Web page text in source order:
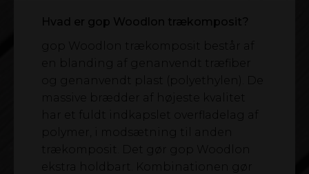
Hvad er gop Woodlon trækomposit?
gop Woodlon trækomposit består af
en blanding af genanvendt træfiber
og genanvendt plast (polyethylen). De
massive brædder af højeste kvalitet
har et fuldt indkapslet overfladelag af
polymer, i modsætning til anden
trækomposit. Det gør gop Woodlon
ekstra holdbart. Kombinationen gør